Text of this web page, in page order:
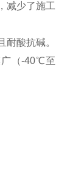
减少了施工
酸抗碱。
广（-40℃至